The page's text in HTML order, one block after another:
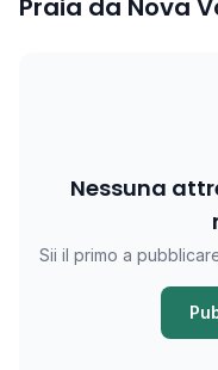
Praia da Nova
Nessuna
Sii il primo a